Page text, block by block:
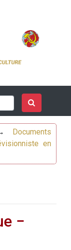
Documents
en
−